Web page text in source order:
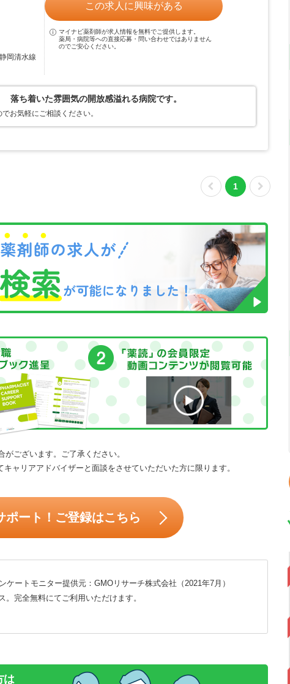
岡清水線
この求人に興味がある
マイナビ薬剤師が求人情報を無料でご提供します。
薬局・病院等への直接応募・問い合わせではありません
のでご安心ください。
落ち着いた雰囲気の開放感溢れる病院です。
お気軽にご相談ください。
1
ございます。ご了承ください。
ャリアアドバイザーと面談をさせていただいた方に限ります。
ポート！ご登録はこちら
ートモニター提供元：GMOリサーチ株式会社（2021年7月）
。完全無料にてご利用いただけます。
は